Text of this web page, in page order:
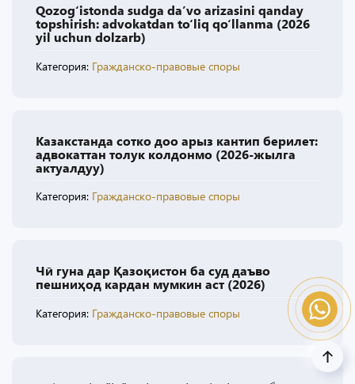
Qozog‘istonda sudga da’vo arizasini qanday
topshirish: advokatdan to‘liq qo‘llanma (2026
yil uchun dolzarb)
Категория: Гражданско-правовые споры
Казакстанда сотко доо арыз кантип берилет:
адвокаттан толук колдонмо (2026-жылга
актуалдуу)
Категория: Гражданско-правовые споры
Чӣ гуна дар Қазоқистон ба суд даъво
пешниҳод кардан мумкин аст (2026)
Категория: Гражданско-правовые споры